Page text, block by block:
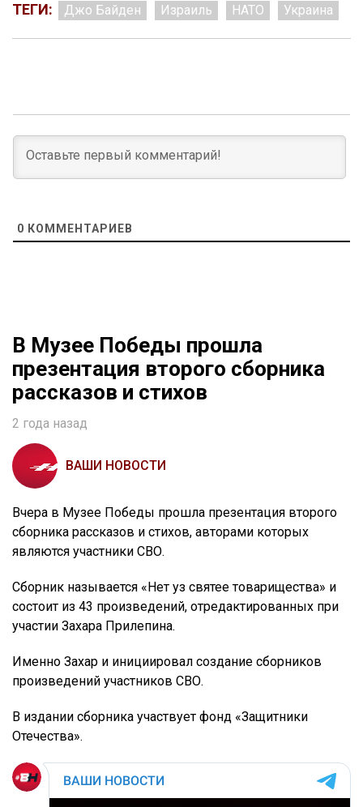
ТЕГИ: Джо Байден Израиль НАТО Украина
0 КОММЕНТАРИЕВ
В Музее Победы прошла
презентация второго сборника
рассказов и стихов
2 года назад
ВАШИ НОВОСТИ
Вчера в Музее Победы прошла презентация второго
сборника рассказов и стихов, авторами которых
являются участники СВО.
Сборник называется «Нет уз святее товарищества» и
состоит из 43 произведений, отредактированных при
участии Захара Прилепина.
Именно Захар и инициировал создание сборников
произведений участников СВО.
В издании сборника участвует фонд «Защитники
Отечества».